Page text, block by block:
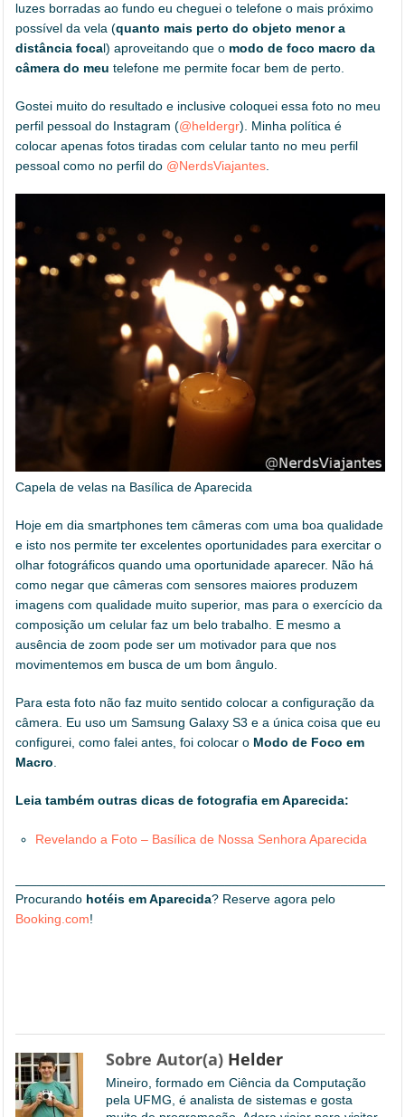
luzes borradas ao fundo eu cheguei o telefone o mais próximo
possível da vela (quanto mais perto do objeto menor a
distância focal) aproveitando que o modo de foco macro da
câmera do meu telefone me permite focar bem de perto.
Gostei muito do resultado e inclusive coloquei essa foto no meu
perfil pessoal do Instagram (@heldergr). Minha política é
colocar apenas fotos tiradas com celular tanto no meu perfil
pessoal como no perfil do @NerdsViajantes.
Capela de velas na Basílica de Aparecida
Hoje em dia smartphones tem câmeras com uma boa qualidade
e isto nos permite ter excelentes oportunidades para exercitar o
olhar fotográficos quando uma oportunidade aparecer. Não há
como negar que câmeras com sensores maiores produzem
imagens com qualidade muito superior, mas para o exercício da
composição um celular faz um belo trabalho. E mesmo a
ausência de zoom pode ser um motivador para que nos
movimentemos em busca de um bom ângulo.
Para esta foto não faz muito sentido colocar a configuração da
câmera. Eu uso um Samsung Galaxy S3 e a única coisa que eu
configurei, como falei antes, foi colocar o Modo de Foco em
Macro
Leia também outras dicas de fotografia em Aparecida:
Revelando a Foto – Basílica de Nossa Senhora Aparecida
Procurando hotéis em Aparecida? Reserve agora pelo
Booking.com!
Sobre Autor(a) Helder
Mineiro, formado em Ciência da Computação
pela UFMG, é analista de sistemas e gosta